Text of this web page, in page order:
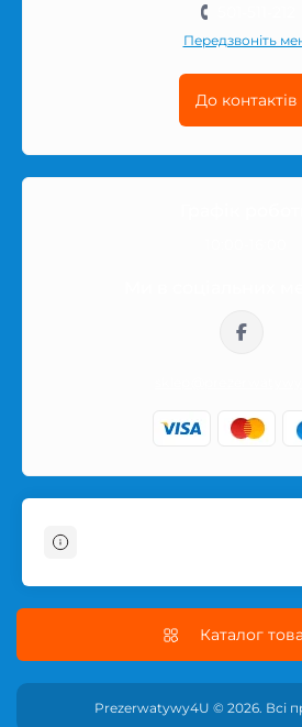
Передзвоніть
До контактів
Информація про доставку
Условия соглашения
Каталог
Prezerwatywy4U © 2026. Всі